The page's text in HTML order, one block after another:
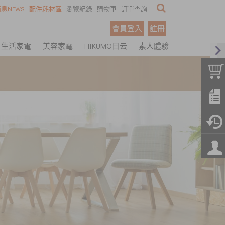
NEWS 配件耗材區 瀏覽紀錄 購物車 訂單查詢
會員登入
註冊
生活家電 美容家電 HIKUMO日云 素人體驗